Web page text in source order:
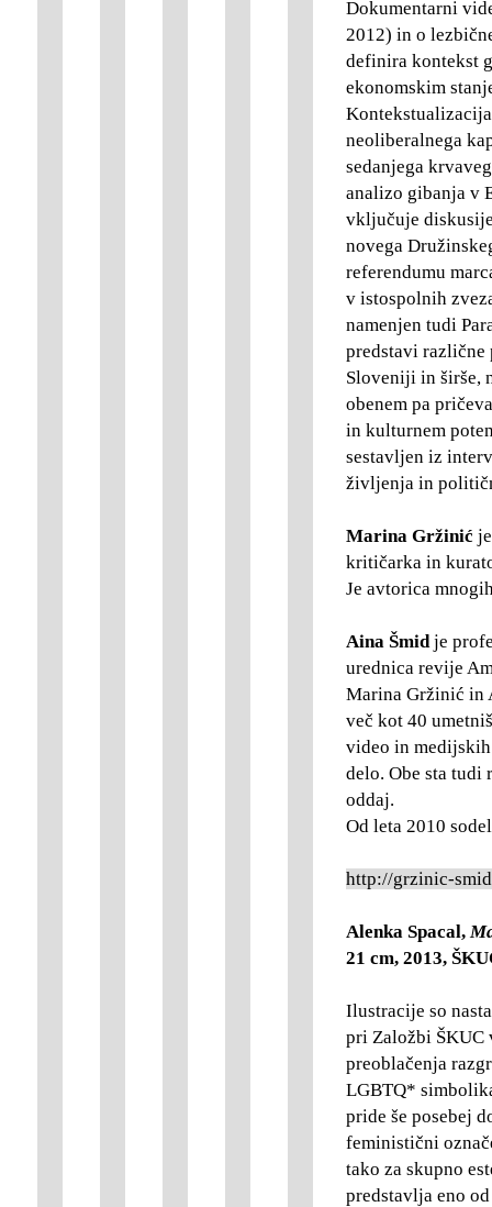
Dokumentarni
2012) in o
definira kontekst
ekonomskim
neoliberalnega
sedanjega
analizo gibanja v
vključuje
novega
referendumu
v istospolnih
namenjen tudi
predstavi različne
Sloveniji in širše,
obenem pa
in kulturnem
sestavljen iz
življenja in
Marina Gržinić
kritičarka in
Je avtorica
Aina Šmid je
urednica revije
Marina Gržinić in
več kot 40
video in
delo. Obe sta
oddaj.
Od leta 2010
http://grzinic-
Alenka Spacal,
21 cm, 2013,
Ilustracije so
pri Založbi ŠKUC
preoblačenja
LGBTQ*
pride še posebej
feministični
tako za skupno
predstavlja eno